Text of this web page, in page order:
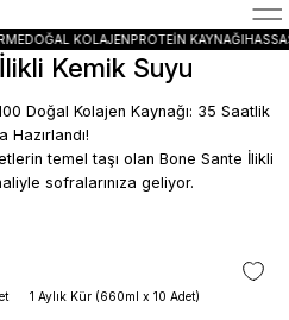
ÜCRETSİZ TESLİMAT
Başla
DOĞAL KOLAJENPROTEİN KAYNAĞI
Kemik Suyu
Doğal Kolajen Kaynağı: 35 Saatlik
Hazırlandı!
temel taşı olan Bone Sante İlikli
sofralarınıza geliyor.
1 Aylık Kür (660ml x 10 Adet)